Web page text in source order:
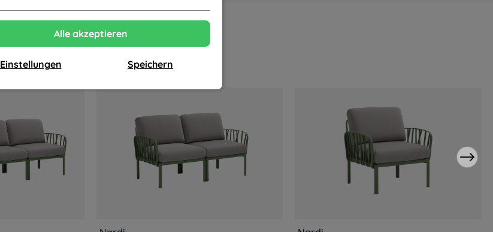
Alle akzeptieren
Einstellungen Speichern